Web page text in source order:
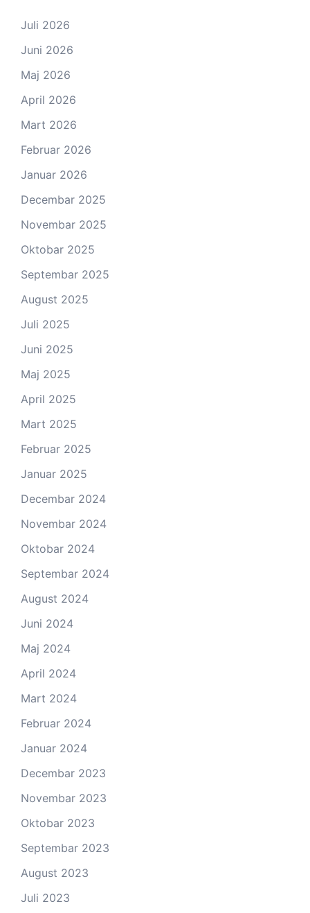
Juli 2026
Juni 2026
Maj 2026
April 2026
Mart 2026
Februar 2026
Januar 2026
Decembar 2025
Novembar 2025
Oktobar 2025
Septembar 2025
August 2025
Juli 2025
Juni 2025
Maj 2025
April 2025
Mart 2025
Februar 2025
Januar 2025
Decembar 2024
Novembar 2024
Oktobar 2024
Septembar 2024
August 2024
Juni 2024
Maj 2024
April 2024
Mart 2024
Februar 2024
Januar 2024
Decembar 2023
Novembar 2023
Oktobar 2023
Septembar 2023
August 2023
Juli 2023